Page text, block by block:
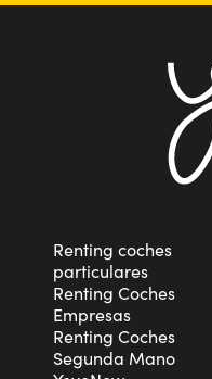
Renting coches
particulares
Renting Coches
Empresas
Renting Coches
Segunda Mano